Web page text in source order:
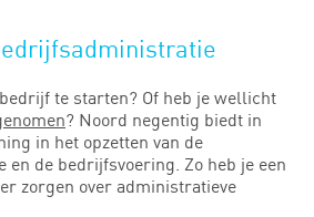
te starten? Of heb je wellicht
? Noord negentig biedt in
in het opzetten van de
de bedrijfsvoering. Zo heb je een
zorgen over administratieve